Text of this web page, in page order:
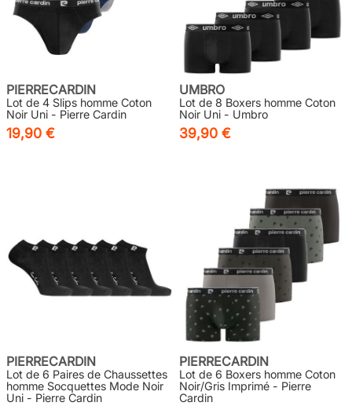
PIERRECARDIN
Lot de 4 Slips homme Coton
Noir Uni - Pierre Cardin
19,90 €
UMBRO
Lot de 8 Boxers homme Coton
Noir Uni - Umbro
39,90 €
PIERRECARDIN
Lot de 6 Paires de Chaussettes
homme Socquettes Mode Noir
Uni - Pierre Cardin
PIERRECARDIN
Lot de 6 Boxers homme Coton
Noir/Gris Imprimé - Pierre
Cardin